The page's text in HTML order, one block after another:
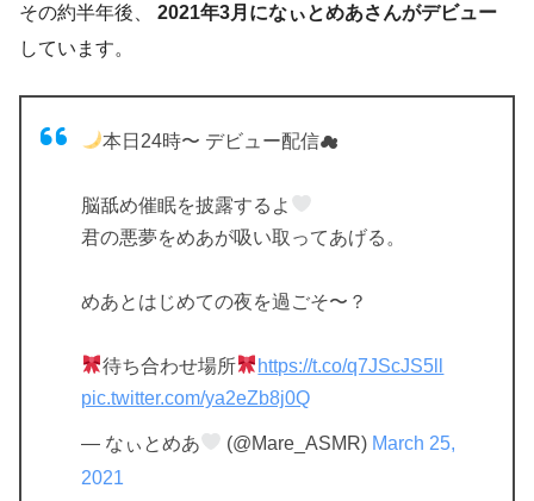
その約半年後、 2021年3月になぃとめあさんがデビュー
しています。
本日24時〜 デビュー配信☁
脳舐め催眠を披露するよ
君の悪夢をめあが吸い取ってあげる。
めあとはじめての夜を過ごそ〜？
待ち合わせ場所
https://t.co/q7JScJS5ll
pic.twitter.com/ya2eZb8j0Q
— なぃとめあ (@Mare_ASMR) March 25,
2021